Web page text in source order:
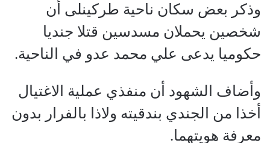
وذكر بعض سكان ناحية طركينلى أن
شخصين يحملان مسدسين قتلا جنديا
حكوميا يدعى علي محمد عدو في الناحية.
وأضاف الشهود أن منفذي عملية الاغتيال
أخذا من الجندي بندقيته ولاذا بالفرار بدون
معرفة هويتهما.